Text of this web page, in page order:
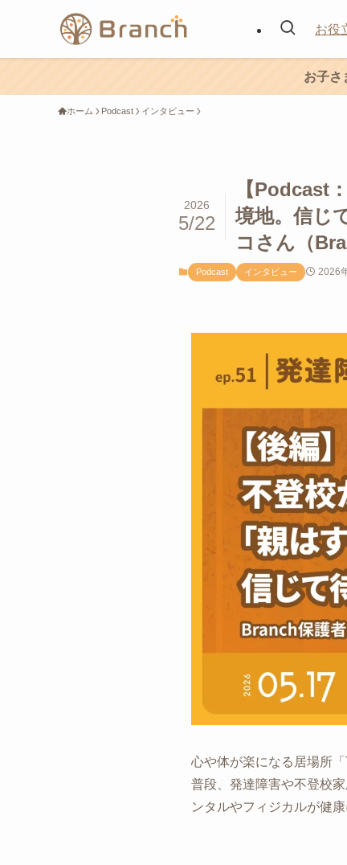
お役
お子さ
ホーム Podcast インタビュー
【Podcast
境地。信じ
コさん（
2026
5/22
Podcast インタビュー 2026
心や体が楽になる居場所
普段、発達障害や不登校
ンタルやフィジカルが健